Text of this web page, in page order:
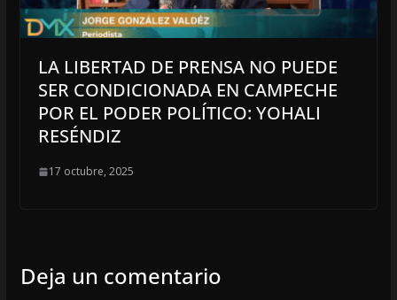
LA LIBERTAD DE PRENSA NO PUEDE
SER CONDICIONADA EN CAMPECHE
POR EL PODER POLÍTICO: YOHALI
RESÉNDIZ
17 octubre, 2025
Deja un comentario